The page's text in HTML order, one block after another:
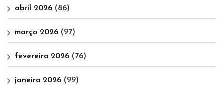
abril 2026 (86)
março 2026 (97)
fevereiro 2026 (76)
janeiro 2026 (99)